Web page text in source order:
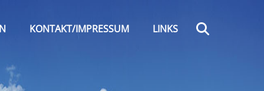
KONTAKT/IMPRESSUM LINKS